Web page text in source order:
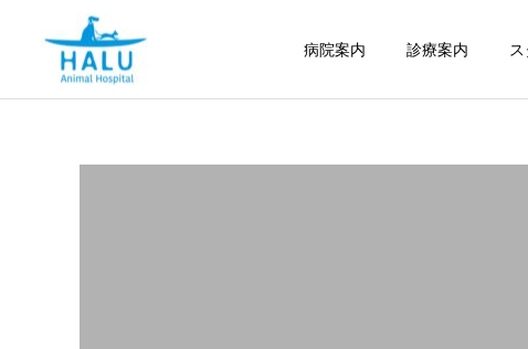
病院案内 診療案内